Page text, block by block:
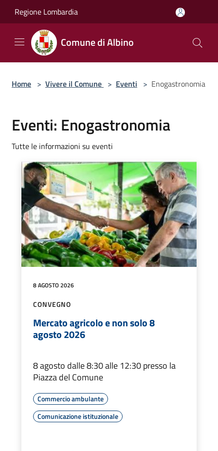
Regione Lombardia
Comune di Albino
Home > Vivere il Comune > Eventi > Enogastronomia
Eventi: Enogastronomia
Tutte le informazioni su eventi
8 AGOSTO 2026
CONVEGNO
Mercato agricolo e non solo 8
agosto 2026
8 agosto dalle 8:30 alle 12:30 presso la
Piazza del Comune
Commercio ambulante
Comunicazione istituzionale